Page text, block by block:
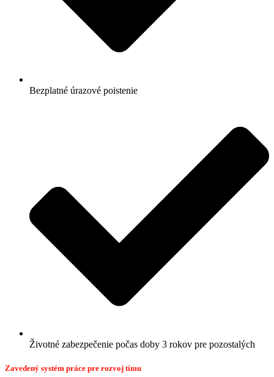
Bezplatné úrazové poistenie
Životné zabezpečenie počas doby 3 rokov pre pozostalých
Zavedený systém práce pre rozvoj tímu